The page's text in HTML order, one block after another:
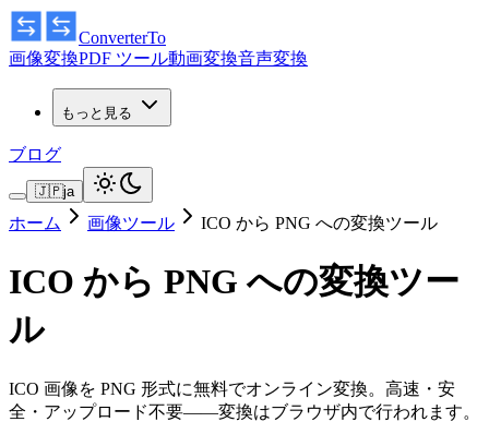
ConverterTo
画像変換PDF ツール動画変換音声変換
もっと見る
ブログ
🇯🇵ja
ホーム 画像ツール ICO から PNG への変換ツール
ICO から PNG への変換ツー
ル
ICO 画像を PNG 形式に無料でオンライン変換。高速・安
全・アップロード不要——変換はブラウザ内で行われます。